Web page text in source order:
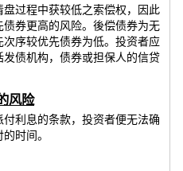
过程中获较低之索偿权，因此
券更高的风险。後偿债券为无
序较优先债券为低。投资者应
债机构，债券或担保人的信贷
风险
利息的条款，投资者便无法确
时间。